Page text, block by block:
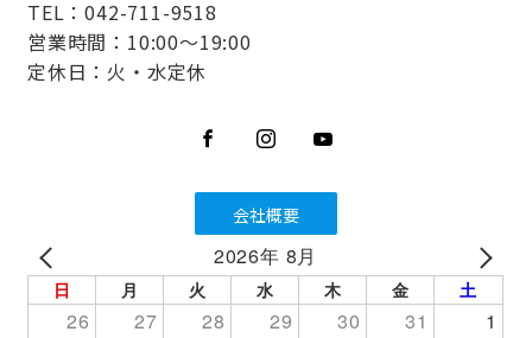
TEL：042-711-9518
営業時間：10:00～19:00
定休日：火・水定休
会社概要
2026年 8月
日 月 火 水 木 金 土
26 27 28 29 30 31 1